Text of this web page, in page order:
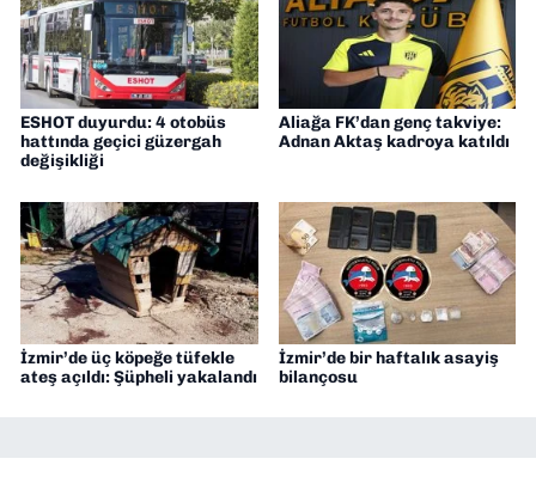
ESHOT duyurdu: 4 otobüs
hattında geçici güzergah
değişikliği
Aliağa FK’dan genç takviye:
Adnan Aktaş kadroya katıldı
İzmir’de üç köpeğe tüfekle
ateş açıldı: Şüpheli yakalandı
İzmir’de bir haftalık asayiş
bilançosu